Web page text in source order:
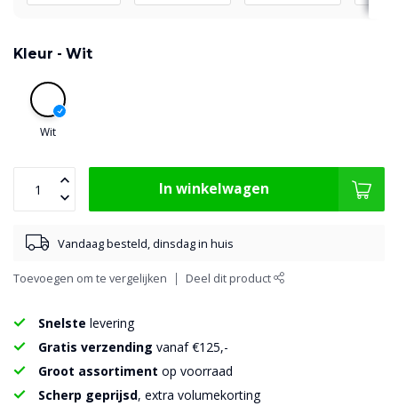
Kleur - Wit
Wit
In winkelwagen
Vandaag besteld, dinsdag in huis
Toevoegen om te vergelijken Deel dit product
Snelste levering
Gratis verzending vanaf €125,-
Groot assortiment op voorraad
Scherp geprijsd, extra volumekorting